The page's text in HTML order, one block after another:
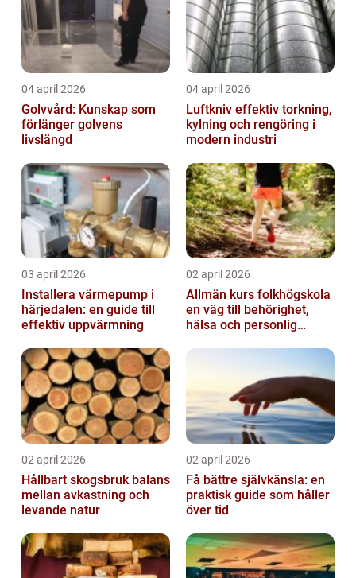
04 april 2026
Golvvård: Kunskap som
förlänger golvens
livslängd
04 april 2026
Luftkniv effektiv torkning,
kylning och rengöring i
modern industri
03 april 2026
Installera värmepump i
härjedalen: en guide till
effektiv uppvärmning
02 april 2026
Allmän kurs folkhögskola
en väg till behörighet,
hälsa och personlig
02 april 2026
Hållbart skogsbruk balans
mellan avkastning och
levande natur
02 april 2026
Få bättre självkänsla: en
praktisk guide som håller
över tid